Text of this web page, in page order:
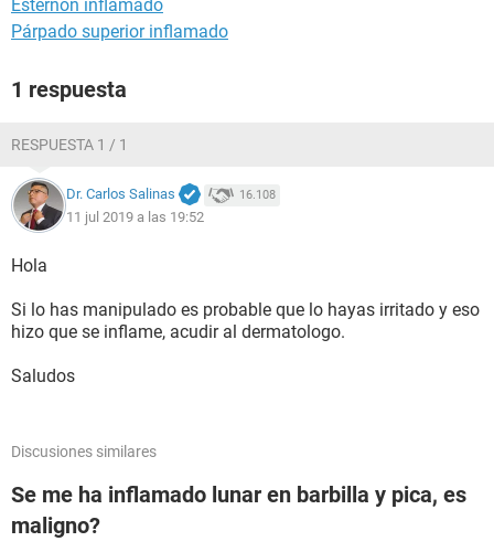
Esternon inflamado
Párpado superior inflamado
1 respuesta
RESPUESTA 1 / 1
Dr. Carlos Salinas 16.108
11 jul 2019 a las 19:52
Hola
Si lo has manipulado es probable que lo hayas irritado y eso
hizo que se inflame, acudir al dermatologo.
Saludos
Discusiones similares
Se me ha inflamado lunar en barbilla y pica, es
maligno?